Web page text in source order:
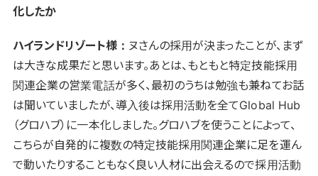
化したか
ハイランドリゾート様： ヌさんの採用が決まったことが、まず
は大きな成果だと思います。あとは、もともと特定技能採用
関連企業の営業電話が多く、最初のうちは勉強も兼ねてお話
は聞いていましたが、導入後は採用活動を全てGlobal Hub
（グロハブ）に一本化しました。グロハブを使うことによって、
こちらが自発的に複数の特定技能採用関連企業に足を運ん
で動いたりすることもなく良い人材に出会えるので採用活動